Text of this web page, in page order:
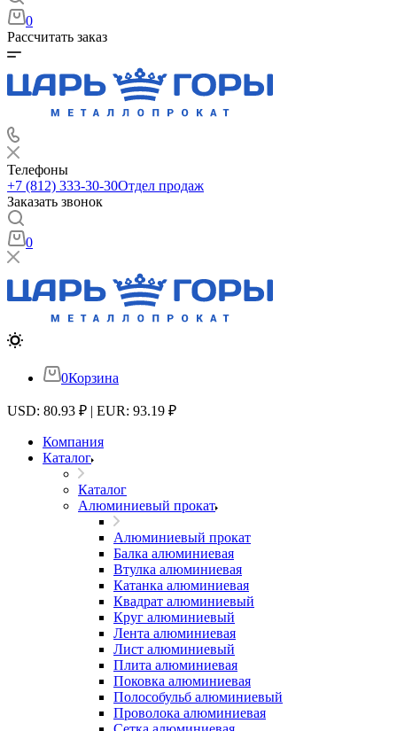
0
Рассчитать заказ
Телефоны
+7 (812) 333-30-30Отдел продаж
Заказать звонок
0
0Корзина
USD: 80.93 ₽ | EUR: 93.19 ₽
Компания
Каталог
Каталог
Алюминиевый прокат
Алюминиевый прокат
Балка алюминиевая
Втулка алюминиевая
Катанка алюминиевая
Квадрат алюминиевый
Круг алюминиевый
Лента алюминиевая
Лист алюминиевый
Плита алюминиевая
Поковка алюминиевая
Полособульб алюминиевый
Проволока алюминиевая